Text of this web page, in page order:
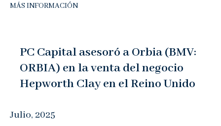
MÁS INFORMACIÓN
PC Capital asesoró a Orbia (BMV:
ORBIA) en la venta del negocio
Hepworth Clay en el Reino Unido
Julio, 2025